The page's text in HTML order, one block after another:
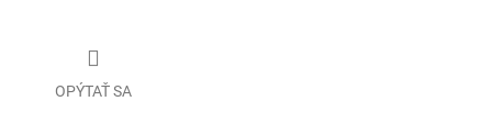
OPÝTAŤ SA